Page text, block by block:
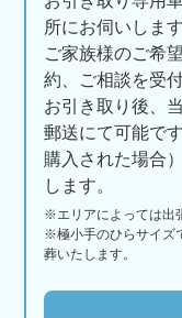
所にお伺いします
ご家族様のご希
約、ご相談を受
お引き取り後、
郵送にて可能で
購入された場合
します。
※エリアによっては出
※極小手のひらサイズ
葬いたします。